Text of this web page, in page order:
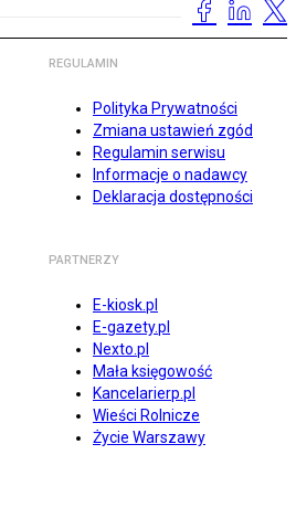
REGULAMIN
Polityka Prywatności
Zmiana ustawień zgód
Regulamin serwisu
Informacje o nadawcy
Deklaracja dostępności
PARTNERZY
E-kiosk.pl
E-gazety.pl
Nexto.pl
Mała księgowość
Kancelarierp.pl
Wieści Rolnicze
Życie Warszawy